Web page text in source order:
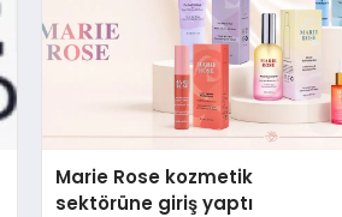
Marie Rose kozmetik
sektörüne giriş yaptı